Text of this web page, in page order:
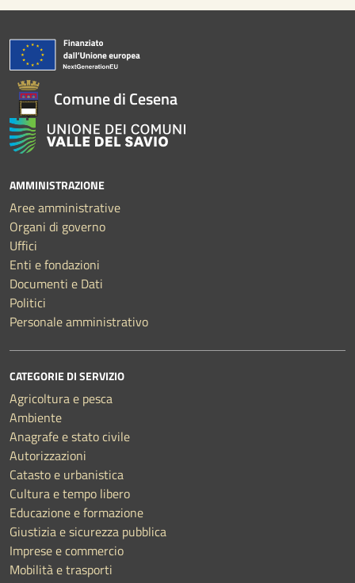
Comune di Cesena
AMMINISTRAZIONE
Aree amministrative
Organi di governo
Uffici
Enti e fondazioni
Documenti e Dati
Politici
Personale amministrativo
CATEGORIE DI SERVIZIO
Agricoltura e pesca
Ambiente
Anagrafe e stato civile
Autorizzazioni
Catasto e urbanistica
Cultura e tempo libero
Educazione e formazione
Giustizia e sicurezza pubblica
Imprese e commercio
Mobilità e trasporti